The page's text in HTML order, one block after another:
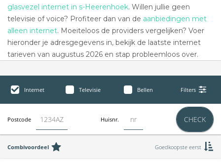
glasvezel internet in s-Heerenhoek. Willen jullie geen
televisie of voice? Profiteer dan van de aanbiedingen met
alleen internet. Moeiteloos de providers vergelijken? Voer
hieronder je adresgegevens in, bekijk de laatste internet
tarieven van augustus 2026 en stap probleemloos over.
Internet Televisie Bellen Filters
Postcode Huisnr. CHECK
Combivoordeel Goedkoopste eerst